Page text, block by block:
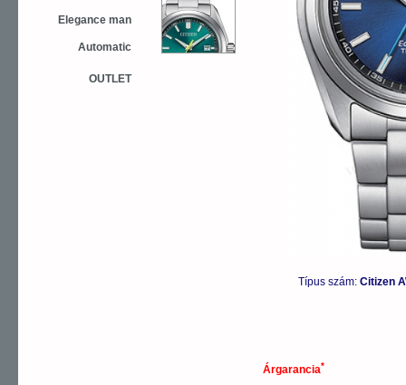
Elegance man
Automatic
OUTLET
Típus szám: Citizen
Árgarancia*